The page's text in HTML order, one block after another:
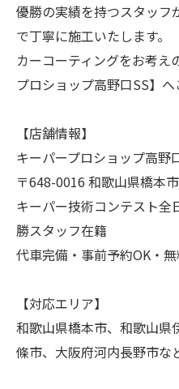
優勝の実績を持つスタッフ
で丁寧に施工いたします。
カーコーティングをお考え
プロショップ高野口SS】へ
【店舗情報】
キーパープロショップ高野
〒648-0016 和歌山県橋本
キーパー技術コンテスト全
勝スタッフ在籍
代車完備・事前予約OK・
【対応エリア】
和歌山県橋本市、和歌山県
條市、大阪府河内長野市な